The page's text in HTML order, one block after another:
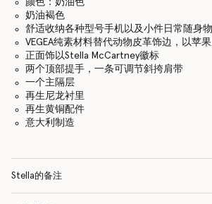
奶油褐色
舒适收纳各种型号手机以及小件日常随身
VEGEA纯素材料替代动物皮革饰边，以苹
正面饰以Stella McCartney徽标
两个顶部提手，一条可调节斜挎肩带
一个主隔层
再生尼龙衬里
再生黄铜配件
意大利制造
Stella的备注